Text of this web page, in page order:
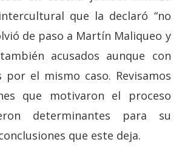
que la declaró “no
de paso a Martín Maliqueo y
acusados aunque con
por el mismo caso. Revisamos
que motivaron el proceso
determinantes para su
que este deja.